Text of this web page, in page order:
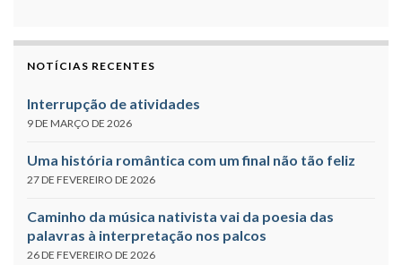
NOTÍCIAS RECENTES
Interrupção de atividades
9 DE MARÇO DE 2026
Uma história romântica com um final não tão feliz
27 DE FEVEREIRO DE 2026
Caminho da música nativista vai da poesia das
palavras à interpretação nos palcos
26 DE FEVEREIRO DE 2026